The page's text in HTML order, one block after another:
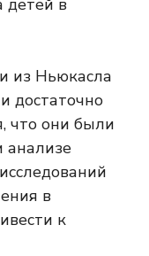
детей в
из Ньюкасла
достаточно
что они были
анализе
в
к